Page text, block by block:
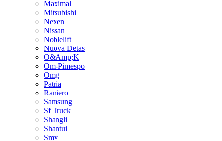
Maximal
Mitsubishi
Nexen
Nissan
Noblelift
Nuova Detas
O&Amp;K
Om-Pimespo
Omg
Patria
Raniero
Samsung
Sf Truck
Shangli
Shantui
Smv